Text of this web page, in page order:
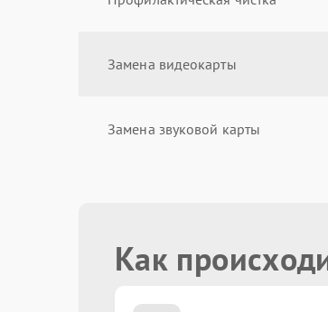
Замена видеокарты
Замена звуковой карты
Чистка от пыли
Как